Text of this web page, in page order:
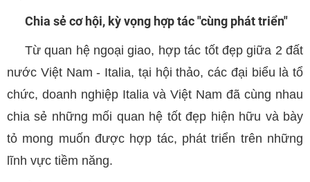
Chia sẻ cơ hội, kỳ vọng hợp tác "cùng phát triển"
Từ quan hệ ngoại giao, hợp tác tốt đẹp giữa 2 đất
nước Việt Nam - Italia, tại hội thảo, các đại biểu là tổ
chức, doanh nghiệp Italia và Việt Nam đã cùng nhau
chia sẻ những mối quan hệ tốt đẹp hiện hữu và bày
tỏ mong muốn được hợp tác, phát triển trên những
lĩnh vực tiềm năng.